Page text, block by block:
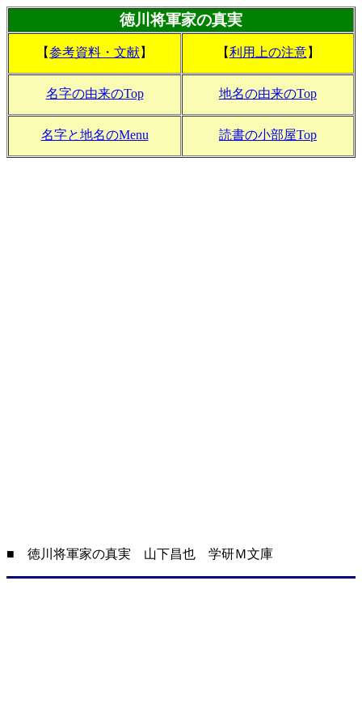
徳川将軍家の真実
【参考資料・文献】 【利用上の注意】
名字の由来のTop 地名の由来のTop
名字と地名のMenu 読書の小部屋Top
■ 徳川将軍家の真実 山下昌也 学研Ｍ文庫